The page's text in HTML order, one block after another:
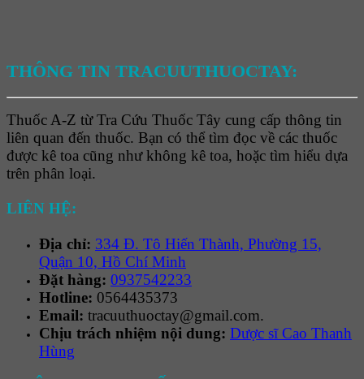
THÔNG TIN TRACUUTHUOCTAY:
Thuốc A-Z từ Tra Cứu Thuốc Tây cung cấp thông tin
liên quan đến thuốc. Bạn có thể tìm đọc về các thuốc
được kê toa cũng như không kê toa, hoặc tìm hiểu dựa
trên phân loại.
LIÊN HỆ:
Địa chỉ: 334 Đ. Tô Hiến Thành, Phường 15,
Quận 10, Hồ Chí Minh
Đặt hàng: 0937542233
Hotline: 0564435373
Email: tracuuthuoctay@gmail.com.
Chịu trách nhiệm nội dung: Dược sĩ Cao Thanh
Hùng